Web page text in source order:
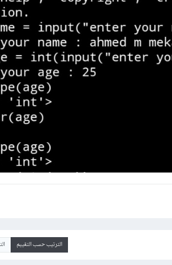
الترتيب حسب التقييم